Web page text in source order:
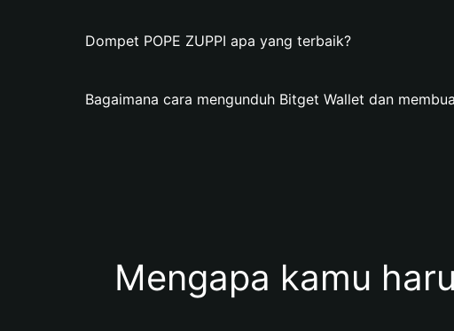
Dompet POPE ZUPPI apa yang terbaik?
Bagaimana cara mengunduh Bitget Wallet dan
Mengapa kamu